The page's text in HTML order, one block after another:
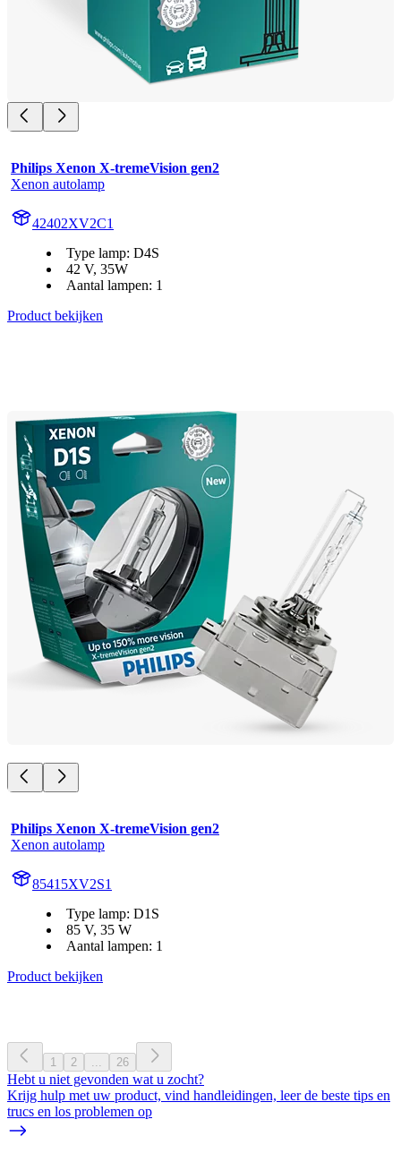
Philips Xenon X-tremeVision gen2
Xenon autolamp
42402XV2C1
Type lamp: D4S
42 V, 35W
Aantal lampen: 1
Product bekijken
Philips Xenon X-tremeVision gen2
Xenon autolamp
85415XV2S1
Type lamp: D1S
85 V, 35 W
Aantal lampen: 1
Product bekijken
1 2 ... 26
Hebt u niet gevonden wat u zocht?
Krijg hulp met uw product, vind handleidingen, leer de beste tips en
trucs en los problemen op